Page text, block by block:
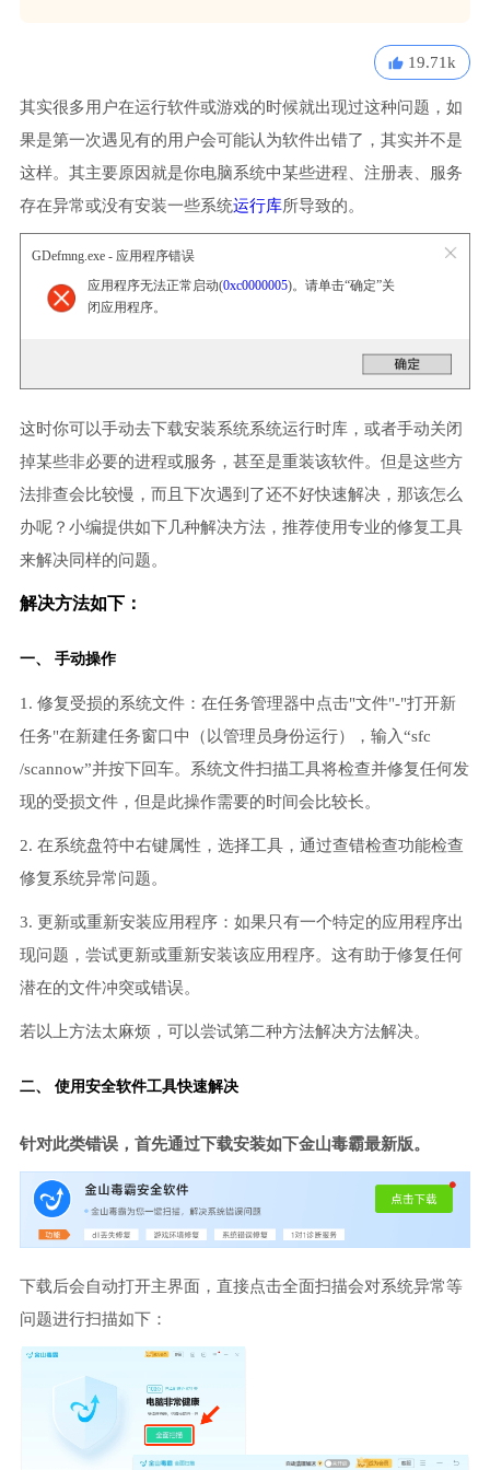
19.71k
其实很多用户在运行软件或游戏的时候就出现过这种问题，如
果是第一次遇见有的用户会可能认为软件出错了，其实并不是
这样。其主要原因就是你电脑系统中某些进程、注册表、服务
存在异常或没有安装一些系统运行库所导致的。
GDefmng.exe - 应用程序错误
应用程序无法正常启动(0xc0000005)。请单击“确定”关
闭应用程序。
这时你可以手动去下载安装系统系统运行时库，或者手动关闭
掉某些非必要的进程或服务，甚至是重装该软件。但是这些方
法排查会比较慢，而且下次遇到了还不好快速解决，那该怎么
办呢？小编提供如下几种解决方法，推荐使用专业的修复工具
来解决同样的问题。
解决方法如下：
一、 手动操作
1. 修复受损的系统文件：在任务管理器中点击"文件"-"打开新
任务"在新建任务窗口中（以管理员身份运行），输入“sfc
/scannow”并按下回车。系统文件扫描工具将检查并修复任何发
现的受损文件，但是此操作需要的时间会比较长。
2. 在系统盘符中右键属性，选择工具，通过查错检查功能检查
修复系统异常问题。
3. 更新或重新安装应用程序：如果只有一个特定的应用程序出
现问题，尝试更新或重新安装该应用程序。这有助于修复任何
潜在的文件冲突或错误。
若以上方法太麻烦，可以尝试第二种方法解决方法解决。
二、 使用安全软件工具快速解决
针对此类错误，首先通过下载安装如下金山毒霸最新版。
下载后会自动打开主界面，直接点击全面扫描会对系统异常等
问题进行扫描如下：